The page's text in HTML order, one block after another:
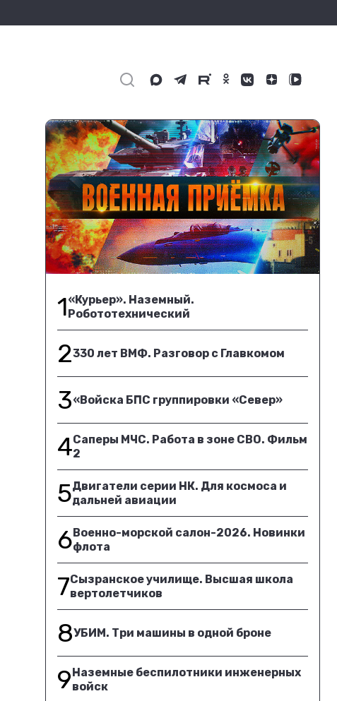
1«Курьер». Наземный.
Робототехнический
2330 лет ВМФ. Разговор с Главкомом
3«Войска БПС группировки «Север»
4Саперы МЧС. Работа в зоне СВО. Фильм
2
5Двигатели серии НК. Для космоса и
дальней авиации
6Военно-морской салон-2026. Новинки
флота
7Сызранское училище. Высшая школа
вертолетчиков
8УБИМ. Три машины в одной броне
9Наземные беспилотники инженерных
войск